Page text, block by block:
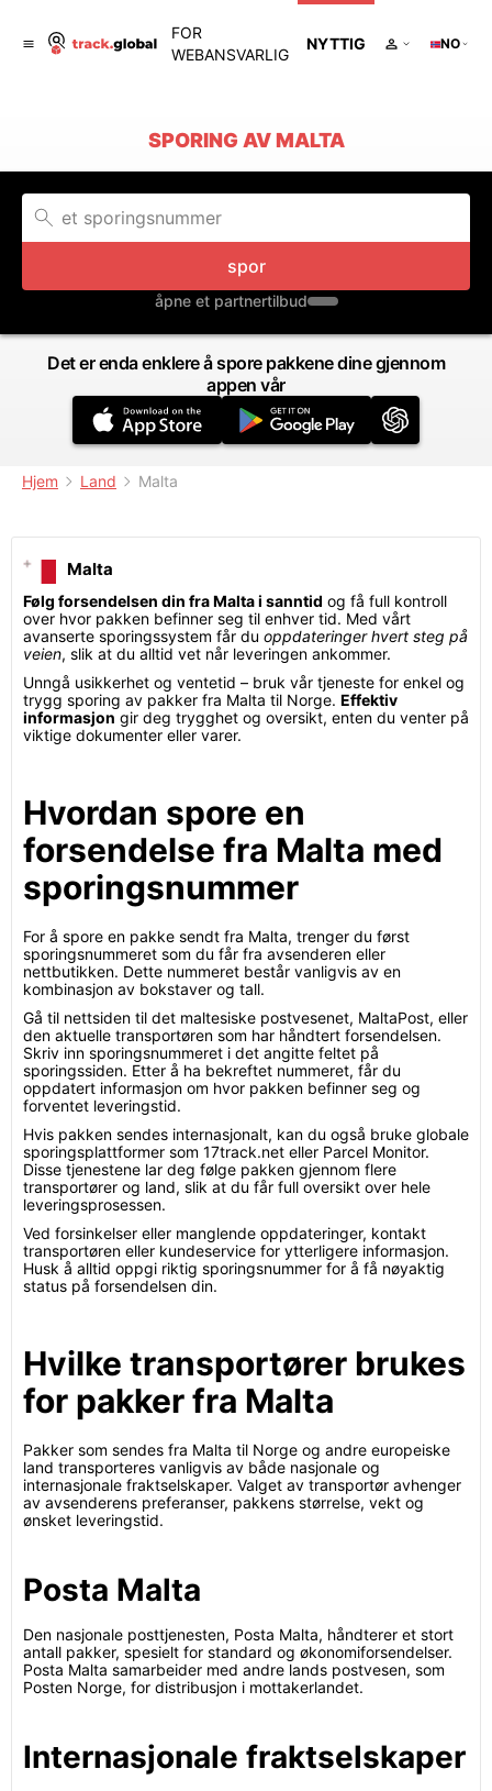
FOR
WEBANSVARLIG
NYTTIG NO
SPORING AV MALTA
spor
åpne et partnertilbud
Det er enda enklere å spore pakkene dine gjennom
appen vår
Hjem Land Malta
Malta
Følg forsendelsen din fra Malta i sanntid og få full kontroll
over hvor pakken befinner seg til enhver tid. Med vårt
avanserte sporingssystem får du oppdateringer hvert steg på
veien, slik at du alltid vet når leveringen ankommer.
Unngå usikkerhet og ventetid – bruk vår tjeneste for enkel og
trygg sporing av pakker fra Malta til Norge. Effektiv
informasjon gir deg trygghet og oversikt, enten du venter på
viktige dokumenter eller varer.
Hvordan spore en
forsendelse fra Malta med
sporingsnummer
For å spore en pakke sendt fra Malta, trenger du først
sporingsnummeret som du får fra avsenderen eller
nettbutikken. Dette nummeret består vanligvis av en
kombinasjon av bokstaver og tall.
Gå til nettsiden til det maltesiske postvesenet, MaltaPost, eller
den aktuelle transportøren som har håndtert forsendelsen.
Skriv inn sporingsnummeret i det angitte feltet på
sporingssiden. Etter å ha bekreftet nummeret, får du
oppdatert informasjon om hvor pakken befinner seg og
forventet leveringstid.
Hvis pakken sendes internasjonalt, kan du også bruke globale
sporingsplattformer som 17track.net eller Parcel Monitor.
Disse tjenestene lar deg følge pakken gjennom flere
transportører og land, slik at du får full oversikt over hele
leveringsprosessen.
Ved forsinkelser eller manglende oppdateringer, kontakt
transportøren eller kundeservice for ytterligere informasjon.
Husk å alltid oppgi riktig sporingsnummer for å få nøyaktig
status på forsendelsen din.
Hvilke transportører brukes
for pakker fra Malta
Pakker som sendes fra Malta til Norge og andre europeiske
land transporteres vanligvis av både nasjonale og
internasjonale fraktselskaper. Valget av transportør avhenger
av avsenderens preferanser, pakkens størrelse, vekt og
ønsket leveringstid.
Posta Malta
Den nasjonale posttjenesten, Posta Malta, håndterer et stort
antall pakker, spesielt for standard og økonomiforsendelser.
Posta Malta samarbeider med andre lands postvesen, som
Posten Norge, for distribusjon i mottakerlandet.
Internasjonale fraktselskaper